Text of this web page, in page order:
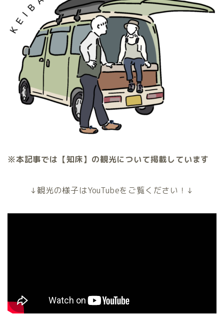
※本記事では【知床】の観光について掲載しています
↓観光の様子はYouTubeをご覧ください！↓